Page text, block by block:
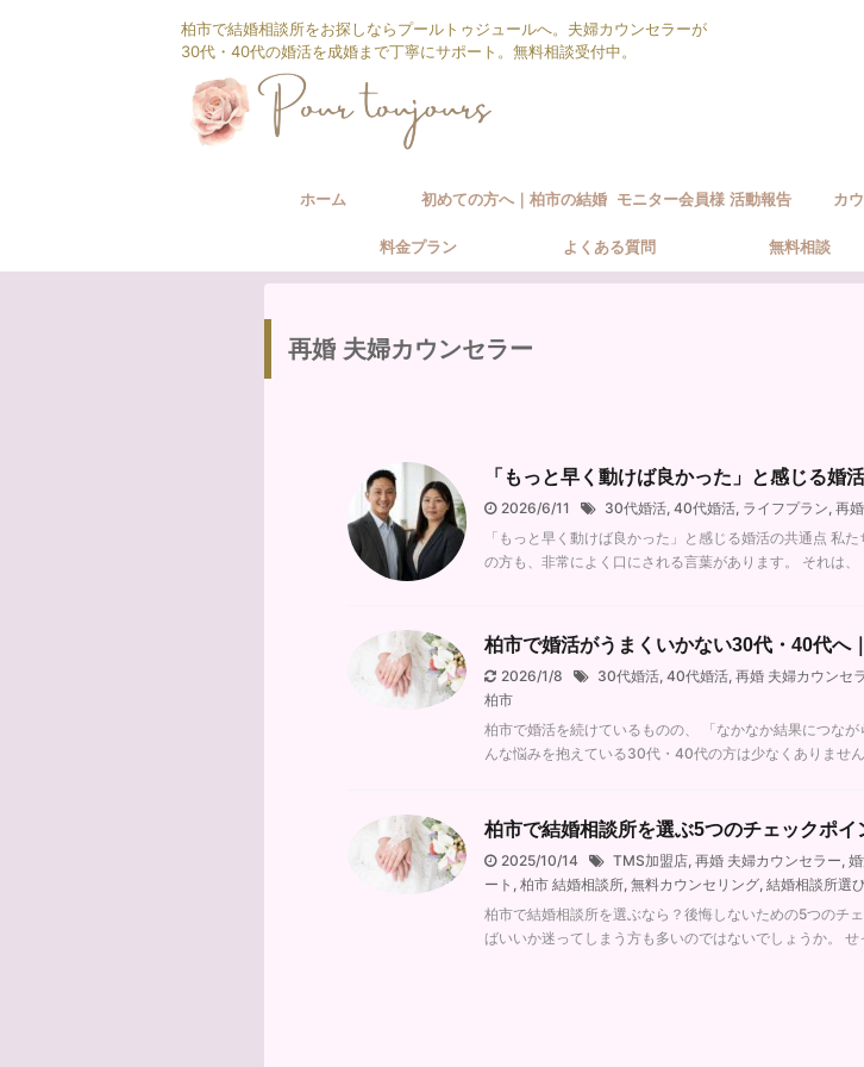
柏市で結婚相談所をお探しならプールトゥジュールへ。夫婦カウンセラーが
30代・40代の婚活を成婚まで丁寧にサポート。無料相談受付中。
ホーム 初めての方へ｜柏市の結婚
相談所の婚活サポート方針
モニター会員様 活動報告 カ
料金プラン よくある質問 無料相談
再婚 夫婦カウンセラー
「もっと早く動けば良かった」と感じる婚
2026/6/11 30代婚活, 40代婚活, ライフプラン, 再
「もっと早く動けば良かった」と感じる婚活の共通点 私
の方も、非常によく口にされる言葉があります。 それは
柏市で婚活がうまくいかない30代・40代へ
2026/1/8 30代婚活, 40代婚活, 再婚 夫婦カウンセ
柏市
柏市で婚活を続けているものの、 「なかなか結果につな
んな悩みを抱えている30代・40代の方は少なくありませ
柏市で結婚相談所を選ぶ5つのチェックポイ
2025/10/14 TMS加盟店, 再婚 夫婦カウンセラー,
ート , 柏市 結婚相談所, 無料カウンセリング, 結婚相談所選
柏市で結婚相談所を選ぶなら？後悔しないための5つのチ
ばいいか迷ってしまう方も多いのではないでしょうか。